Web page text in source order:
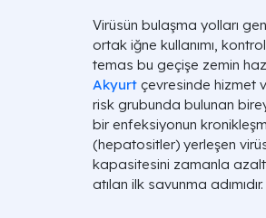
Virüsün bulaşma yolları
ortak iğne kullanımı,
temas bu geçişe zemin
Akyurt çevresinde hizmet
risk grubunda bulunan
bir enfeksiyonun
(hepatositler) yerleşen
kapasitesini zamanla
atılan ilk savunma adımıdır.